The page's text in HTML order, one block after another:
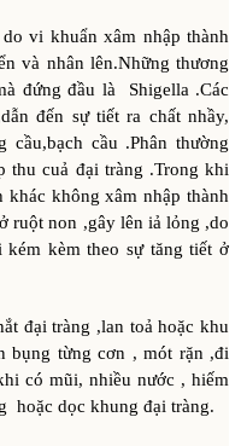
vi khuẩn xâm nhập thành
và nhân lên.Những thương
đứng đầu là Shigella .Các
đến sự tiết ra chất nhầy,
cầu .Phân thường
thu cuả đại tràng .Trong khi
không xâm nhập thành
ruột non ,gây lên iả lỏng ,do
kèm theo sự tăng tiết ở
đại tràng ,lan toả hoặc khu
bụng từng cơn , mót rặn ,đi
có mũi, nhiều nước , hiếm
hoặc dọc khung đại tràng.